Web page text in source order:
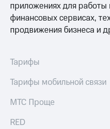
ПАО
"МТС"
Собрания
акционеров
капитал
и
приложениях для
финансовых сервисах,
продвижения бизнеса и
Тарифы
Тарифы мобильной связи
МТС Проще
RED